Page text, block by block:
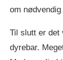
om
Til slutt er det
dyrebar.